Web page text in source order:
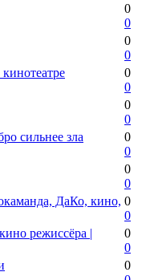
0
0
0
0
0
0
0
0
сильнее зла
0
0
0
0
ДаКо, кино, 0
0
режиссёра |
0
0
0